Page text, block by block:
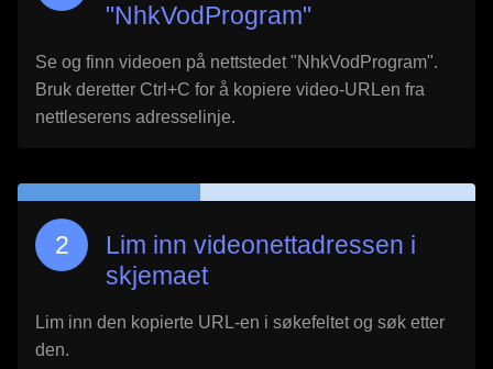
"NhkVodProgram"
Se og finn videoen på nettstedet "NhkVodProgram".
Bruk deretter Ctrl+C for å kopiere video-URLen fra
nettleserens adresselinje.
Lim inn videonettadressen i
skjemaet
Lim inn den kopierte URL-en i søkefeltet og søk etter
den.